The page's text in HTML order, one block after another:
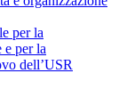
per la
e per la
dell’USR